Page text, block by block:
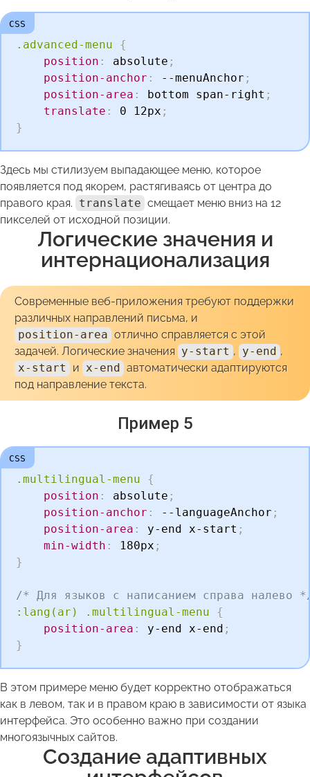
.advanced-menu
{
position : absolute ;
position-anchor : --menuAnchor ;
position-area : bottom span-right ;
translate : 0 12px ;
}
Здесь мы стилизуем выпадающее меню, которое
появляется под якорем, растягиваясь от центра до
правого края. translate смещает меню вниз на 12
пикселей от исходной позиции.
Логические значения и
интернационализация
Современные веб-приложения требуют поддержки
различных направлений письма, и
position-area отлично справляется с этой
задачей. Логические значения y-start , y-end ,
x-start и x-end автоматически адаптируются
под направление текста.
Пример 5
.multilingual-menu
{
position : absolute ;
position-anchor : --languageAnchor ;
position-area : y-end x-start ;
min-width : 180px ;
}
/* Для языков с написанием справа налево
:lang(ar) .multilingual-menu
{
position-area : y-end x-end ;
}
В этом примере меню будет корректно отображаться
как в левом, так и в правом краю в зависимости от языка
интерфейса. Это особенно важно при создании
многоязычных сайтов.
Создание адаптивных